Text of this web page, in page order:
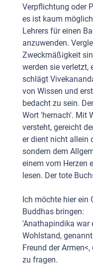
Verpflichtung oder
es ist kaum
Lehrers für einen
anzuwenden.
Zweckmäßigkeit
werden sie verletzt,
schlägt
von Wissen und
bedacht zu sein.
Wort 'hernach'. Mit
versteht, gereicht
er dient nicht allein
sondern dem
einem vom Herzen
lesen. Der tote
Ich möchte hier ein
Buddhas bringen:
'Anathapindika war
Wohlstand,
Freund der
zu fragen.